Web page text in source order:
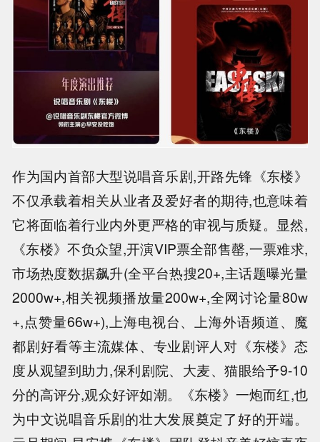
作为国内首部大型说唱音乐剧,开路先锋《东楼》
不仅承载着相关从业者及爱好者的期待,也意味着
它将面临着行业内外更严格的审视与质疑。显然,
《东楼》不负众望,开演VIP票全部售罄,一票难求,
市场热度数据飙升(全平台热搜20+,主话题曝光量
2000w+,相关视频播放量200w+,全网讨论量80w
+,点赞量66w+),上海电视台、上海外语频道、魔
都剧好看等主流媒体、专业剧评人对《东楼》态
度从观望到助力,保利剧院、大麦、猫眼给予9-10
分的高评分,观众好评如潮。《东楼》一炮而红,也
为中文说唱音乐剧的壮大发展奠定了好的开端。